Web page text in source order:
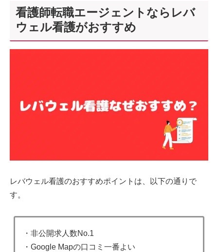
看護師転職エージェントならレバ
ウェル看護がおすすめ
レバウェル看護のおすすめポイントは、以下の通りで
す。
・非公開求人数No.1
・Google Mapの口コミ一番よい